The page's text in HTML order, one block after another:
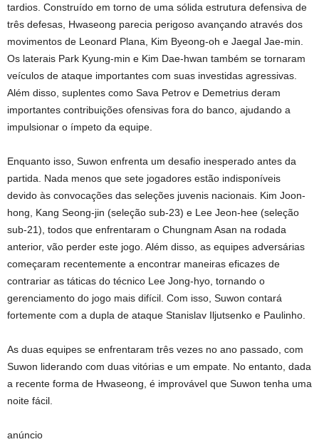
tardios. Construído em torno de uma sólida estrutura defensiva de
três defesas, Hwaseong parecia perigoso avançando através dos
movimentos de Leonard Plana, Kim Byeong-oh e Jaegal Jae-min.
Os laterais Park Kyung-min e Kim Dae-hwan também se tornaram
veículos de ataque importantes com suas investidas agressivas.
Além disso, suplentes como Sava Petrov e Demetrius deram
importantes contribuições ofensivas fora do banco, ajudando a
impulsionar o ímpeto da equipe.
Enquanto isso, Suwon enfrenta um desafio inesperado antes da
partida. Nada menos que sete jogadores estão indisponíveis
devido às convocações das seleções juvenis nacionais. Kim Joon-
hong, Kang Seong-jin (seleção sub-23) e Lee Jeon-hee (seleção
sub-21), todos que enfrentaram o Chungnam Asan na rodada
anterior, vão perder este jogo. Além disso, as equipes adversárias
começaram recentemente a encontrar maneiras eficazes de
contrariar as táticas do técnico Lee Jong-hyo, tornando o
gerenciamento do jogo mais difícil. Com isso, Suwon contará
fortemente com a dupla de ataque Stanislav Iljutsenko e Paulinho.
As duas equipes se enfrentaram três vezes no ano passado, com
Suwon liderando com duas vitórias e um empate. No entanto, dada
a recente forma de Hwaseong, é improvável que Suwon tenha uma
noite fácil.
anúncio